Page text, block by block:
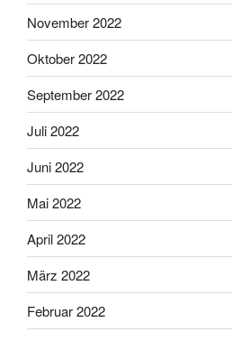
November 2022
Oktober 2022
September 2022
Juli 2022
Juni 2022
Mai 2022
April 2022
März 2022
Februar 2022